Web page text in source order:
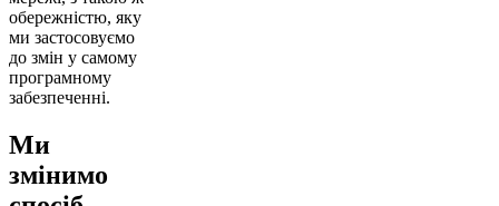
обережністю, яку
ми застосовуємо
до змін у самому
програмному
забезпеченні.
Ми
змінимо